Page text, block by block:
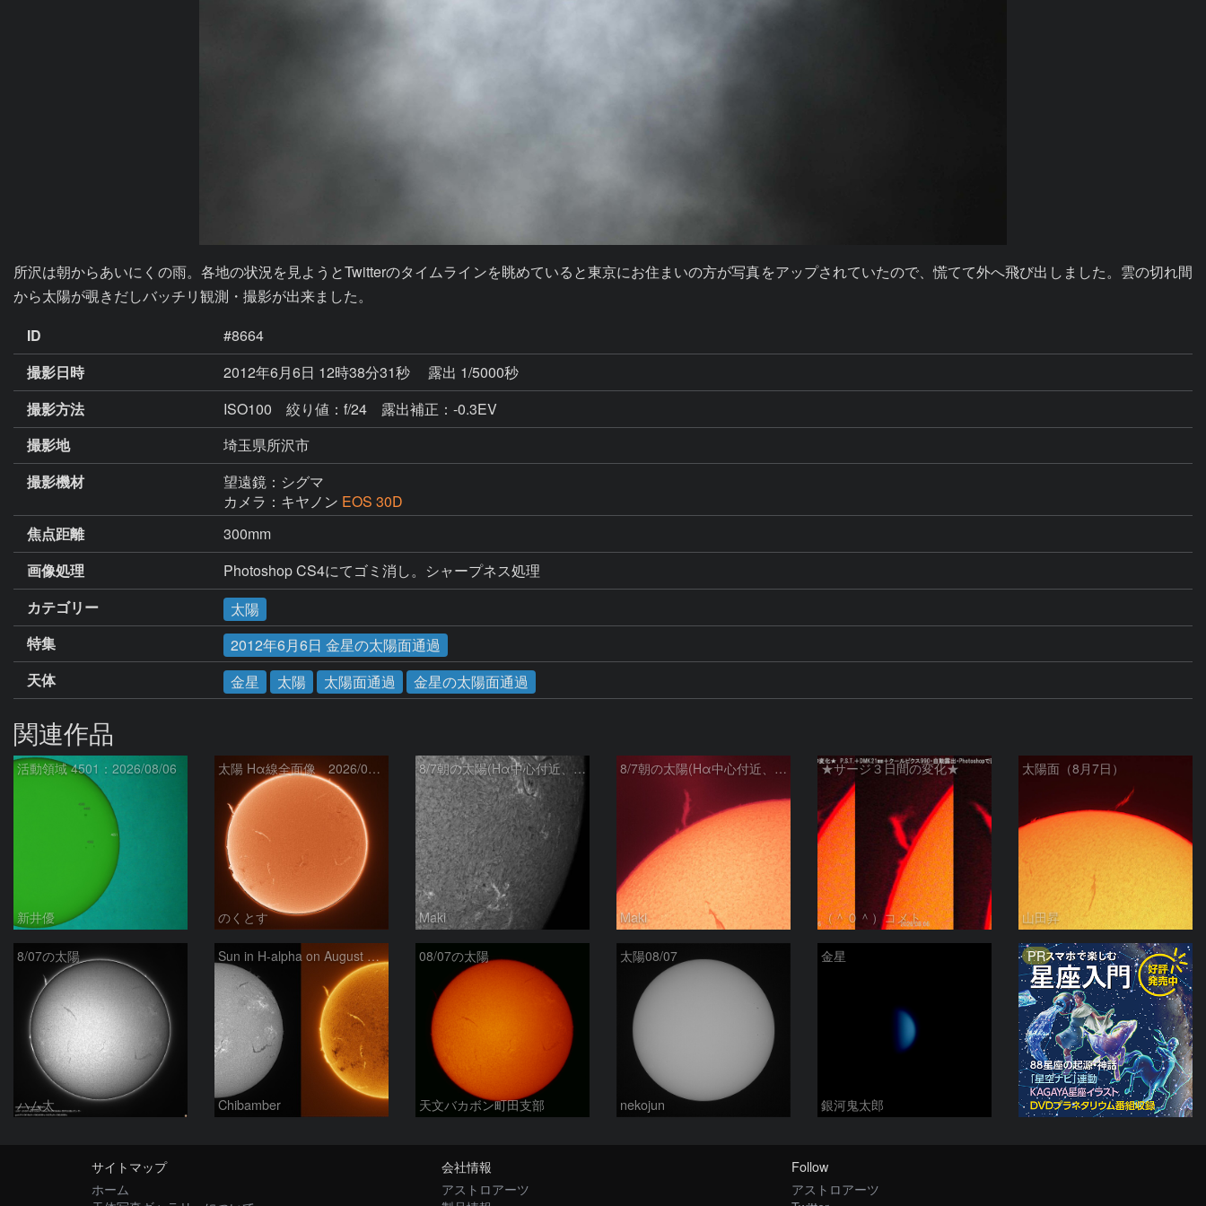
所沢は朝からあいにくの雨。各地の状況を見ようとTwitterのタイムラインを眺めていると東京にお住まいの方が写真をアップされていたので、慌てて外へ飛び出しました。雲の切れ間
から太陽が覗きだしバッチリ観測・撮影が出来ました。
ID
#8664
撮影日時
2012年6月6日 12時38分31秒
露出 1/5000秒
撮影方法
ISO100 絞り値：f/24 露出補正：-0.3EV
撮影地
埼玉県所沢市
撮影機材
望遠鏡：シグマ
カメラ：キヤノン EOS 30D
焦点距離
300mm
画像処理
Photoshop CS4にてゴミ消し。シャープネス処理
カテゴリー
太陽
特集
2012年6月6日 金星の太陽面通過
天体
金星 太陽 太陽面通過 金星の太陽面通過
関連作品
活動領域 4501：2026/08/06
新井優
太陽 Hα線全面像 2026/08/07
のくとす
8/7朝の太陽(Hα中心付近、4498、4502付近)
Maki
8/7朝の太陽(Hα中心付近、プロミネンス)
Maki
★サージ３日間の変化★
（＾０＾）コメト
太陽面（8月7日）
山田昇
8/07の太陽
ハム太
Sun in H-alpha on August 7, 2026
Chibamber
08/07の太陽
天文バカボン町田支部
太陽08/07
nekojun
金星
銀河鬼太郎
PR
サイトマップ
ホーム
会社情報
アストロアーツ
Follow
アストロアーツ